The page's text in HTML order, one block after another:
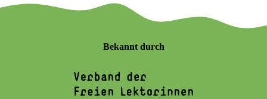
Bekannt durch